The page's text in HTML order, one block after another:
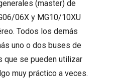
(master) de
06X y MG10/10XU
Todos los demás
uno o dos buses de
que se pueden utilizar
muy práctico a veces.